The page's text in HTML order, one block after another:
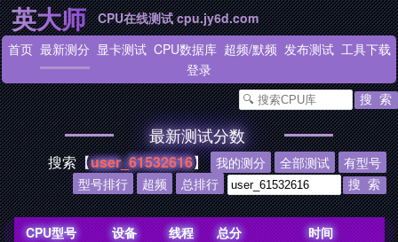
英大师
CPU在线测试 cpu.jy6d.com
首页 最新测分 显卡测试 CPU数据库 超频/默频 发布测试 工具下载
登录
最新测试分数
搜索【user_61532616】 我的测分 全部测试
有型号
型号排行
超频 总排行
CPU型号 设备 线程 总分 时间